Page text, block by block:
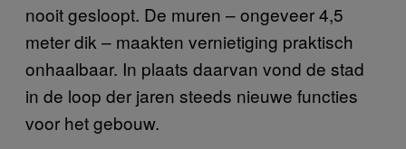
nooit gesloopt. De muren – ongeveer 4,5
meter dik – maakten vernietiging praktisch
onhaalbaar. In plaats daarvan vond de stad
in de loop der jaren steeds nieuwe functies
voor het gebouw.